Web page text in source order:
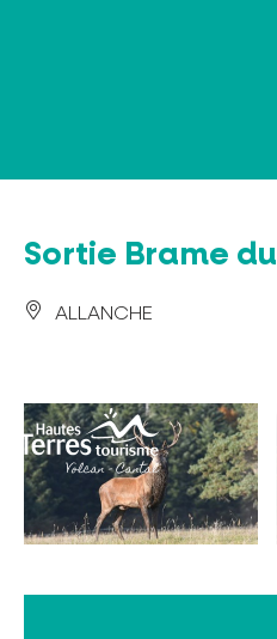
Sortie Brame
ALLANCHE